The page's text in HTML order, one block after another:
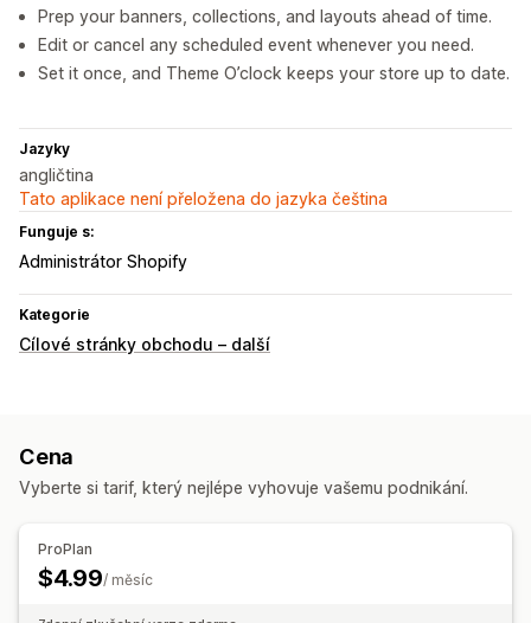
Prep your banners, collections, and layouts ahead of time.
Edit or cancel any scheduled event whenever you need.
Set it once, and Theme O’clock keeps your store up to date.
Jazyky
angličtina
Tato aplikace není přeložena do jazyka čeština
Funguje s:
Administrátor Shopify
Kategorie
Cílové stránky obchodu – další
Cena
Vyberte si tarif, který nejlépe vyhovuje vašemu podnikání.
ProPlan
$4.99/ měsíc